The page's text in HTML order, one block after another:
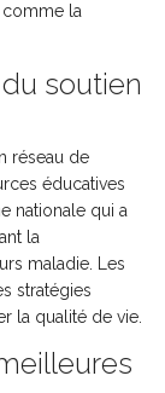
la
soutien
réseau de
éducatives
nationale qui a
la
maladie. Les
stratégies
la qualité de vie.